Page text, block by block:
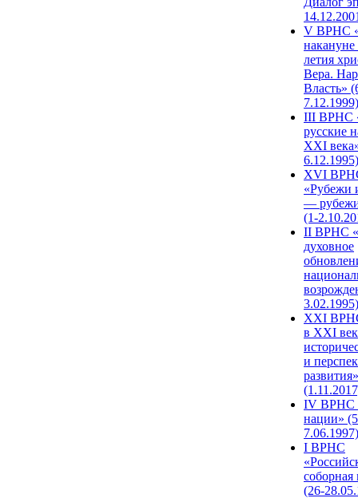
V ВРНС
накануне
летия
Вера.
Власть»
7.12.1999)
III ВРНС
русские
XXI
6.12.1995)
XVI
«Рубежи
—
(1-
II ВРНС
духовное
3.02.1995)
XХI
в XXI
и
развития»
IV ВРНС
нации»
7.06.1997)
I ВРНС
(26-